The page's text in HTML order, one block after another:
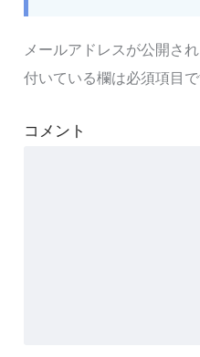
メールアドレスが公開さ
付いている欄は必須項目
コメント